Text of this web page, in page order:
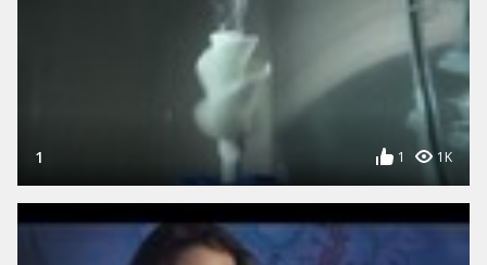
1 1 1K